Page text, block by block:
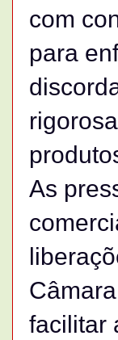
com
para
As
facilitar